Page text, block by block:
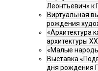
Леонтьевич» к
Виртуальная
рождения
«Архитектура
архитектуры
«Малые
Выставка
дня рождения